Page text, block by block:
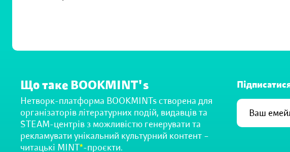
Що таке BOOKMINT's
Нетворк-платформа BOOKMINTs створена для
організаторів літературних подій, видавців та
STEAM-центрів з можливістю генерувати та
рекламувати унікальний культурний контент –
читацькі MINT*-проєкти.